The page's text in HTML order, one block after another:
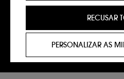
Saber mais
Pagamentos
Métodos de
Saber mais
preferências, e fornecer-
medida do teu perfil.
utilizados para lhe
possam ser do seu
PERSONALIZAR AS
RECUSAR